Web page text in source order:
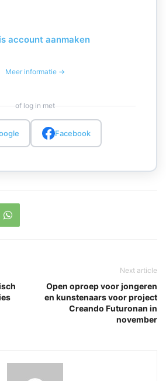
account aanmaken
Meer informatie →
of log in met
Facebook
Next article
Open oproep voor jongeren
en kunstenaars voor project
Creando Futuronan in
november